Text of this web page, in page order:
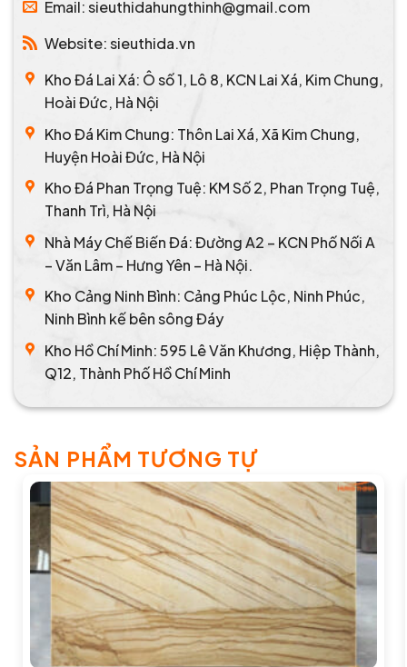
Email: sieuthidahungthinh@gmail.com
Website: sieuthida.vn
Kho Đá Lai Xá: Ô số 1, Lô 8, KCN Lai Xá, Kim Chung,
Hoài Đức, Hà Nội
Kho Đá Kim Chung: Thôn Lai Xá, Xã Kim Chung,
Huyện Hoài Đức, Hà Nội
Kho Đá Phan Trọng Tuệ: KM Số 2, Phan Trọng Tuệ,
Thanh Trì, Hà Nội
Nhà Máy Chế Biến Đá: Đường A2 – KCN Phố Nối A
– Văn Lâm – Hưng Yên – Hà Nội.
Kho Cảng Ninh Bình: Cảng Phúc Lộc, Ninh Phúc,
Ninh Bình kế bên sông Đáy
Kho Hồ Chí Minh: 595 Lê Văn Khương, Hiệp Thành,
Q12, Thành Phố Hồ Chí Minh
SẢN PHẨM TƯƠNG TỰ